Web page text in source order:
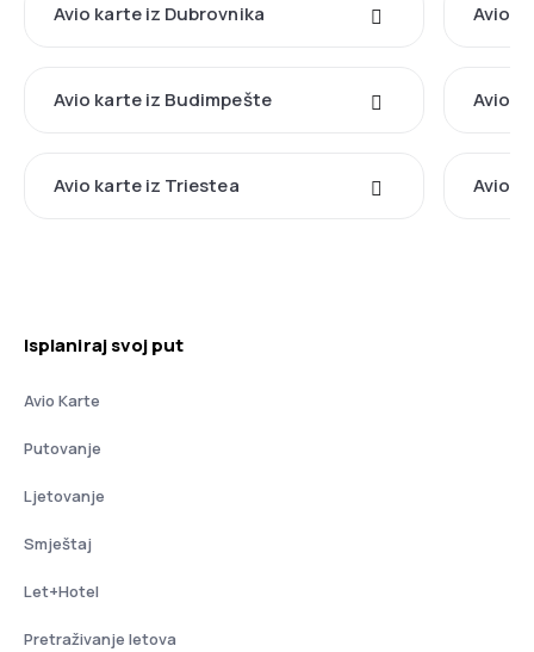
Avio karte iz Dubrovnika Avio
Avio karte iz Budimpešte Avio
Avio karte iz Triestea Avio
Isplaniraj svoj put
Avio Karte
Putovanje
Ljetovanje
Smještaj
Let+Hotel
Pretraživanje letova